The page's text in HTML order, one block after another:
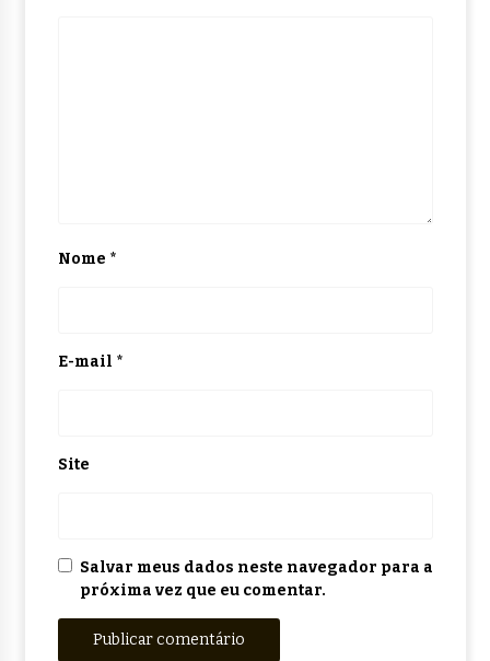
Nome *
E-mail *
Site
Salvar meus dados neste navegador para a
próxima vez que eu comentar.